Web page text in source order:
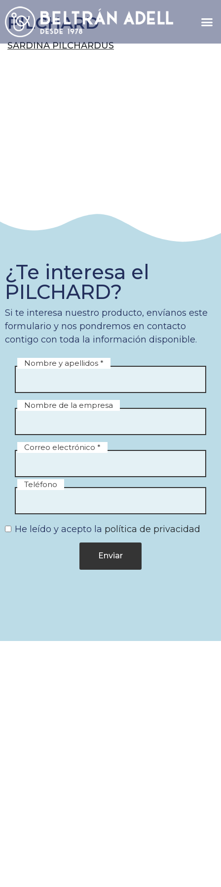
PILCHARD
SARDINA PILCHARDUS
¿Te interesa el
PILCHARD?
Si te interesa nuestro producto, envíanos este
formulario y nos pondremos en contacto
contigo con toda la información disponible.
Nombre y apellidos *
Nombre de la empresa
Correo electrónico *
Teléfono
He leído y acepto la política de privacidad